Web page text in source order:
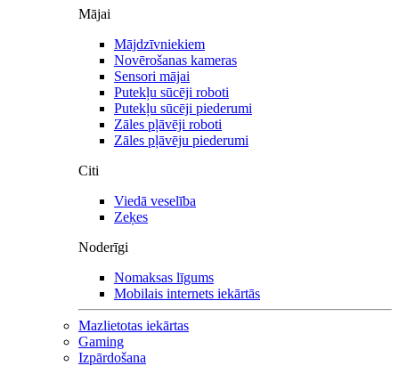
Mājai
Mājdzīvniekiem
Novērošanas kameras
Sensori mājai
Putekļu sūcēji roboti
Putekļu sūcēji piederumi
Zāles pļāvēji roboti
Zāles pļāvēju piederumi
Citi
Viedā veselība
Zeķes
Noderīgi
Nomaksas līgums
Mobilais internets iekārtās
Mazlietotas iekārtas
Gaming
Izpārdošana